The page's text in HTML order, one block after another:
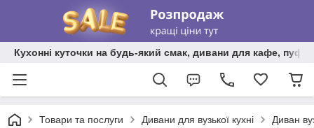
Кухонні куточки на будь-який смак, дивани для кафе,
Товари та послуги Дивани для вузької кухні Диван